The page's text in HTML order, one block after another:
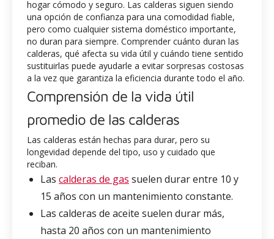
hogar cómodo y seguro. Las calderas siguen siendo
una opción de confianza para una comodidad fiable,
pero como cualquier sistema doméstico importante,
no duran para siempre. Comprender cuánto duran las
calderas, qué afecta su vida útil y cuándo tiene sentido
sustituirlas puede ayudarle a evitar sorpresas costosas
a la vez que garantiza la eficiencia durante todo el año.
Comprensión de la vida útil
promedio de las calderas
Las calderas están hechas para durar, pero su
longevidad depende del tipo, uso y cuidado que
reciban.
Las calderas de gas suelen durar entre 10 y
15 años con un mantenimiento constante.
Las calderas de aceite suelen durar más,
hasta 20 años con un mantenimiento